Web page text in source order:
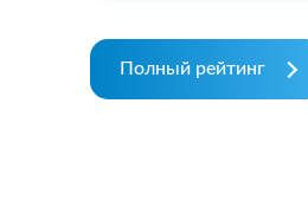
Полный рейтинг